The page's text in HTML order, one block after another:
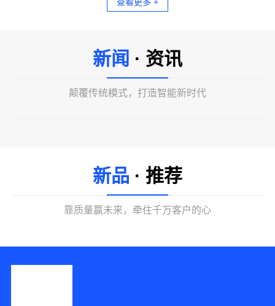
查看更多 +
新闻 · 资讯
颠覆传统模式，打造智能新时代
新品 · 推荐
靠质量赢未来，牵住千万客户的心